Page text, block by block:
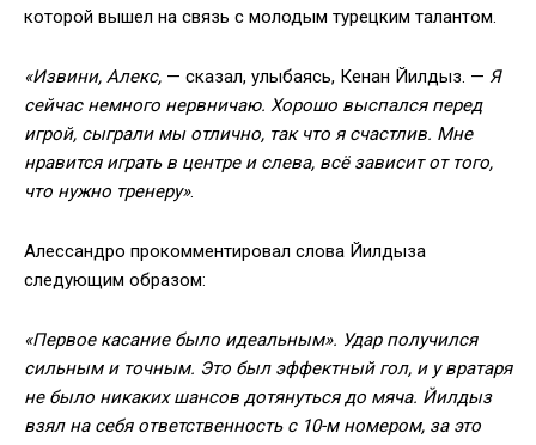
которой вышел на связь с молодым турецким талантом.
«Извини, Алекс, — сказал, улыбаясь, Кенан Йилдыз. — Я
сейчас немного нервничаю. Хорошо выспался перед
игрой, сыграли мы отлично, так что я счастлив. Мне
нравится играть в центре и слева, всё зависит от того,
что нужно тренеру».
Алессандро прокомментировал слова Йилдыза
следующим образом:
«Первое касание было идеальным». Удар получился
сильным и точным. Это был эффектный гол, и у вратаря
не было никаких шансов дотянуться до мяча. Йилдыз
взял на себя ответственность с 10-м номером, за это